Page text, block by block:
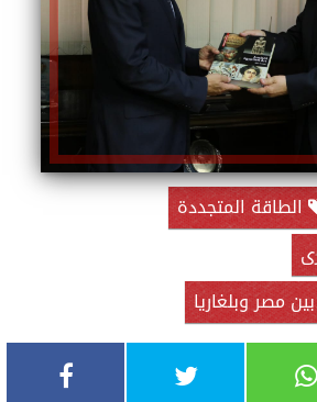
الطاقة المتجددة
مصر وبلغاريا